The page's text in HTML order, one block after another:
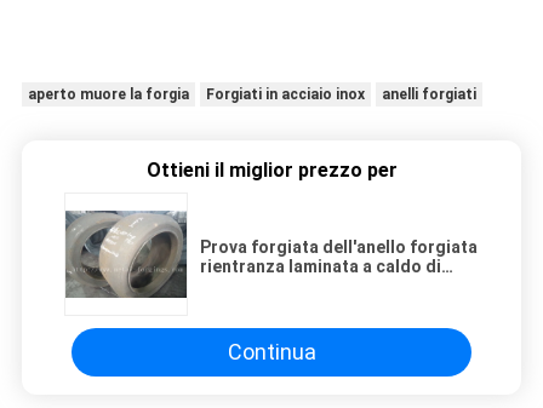
aperto muore la forgia Forgiati in acciaio inox anelli forgiati
Ottieni il miglior prezzo per
Prova forgiata dell'anello forgiata
rientranza laminata a caldo di
inossidabile lavorata
Continua